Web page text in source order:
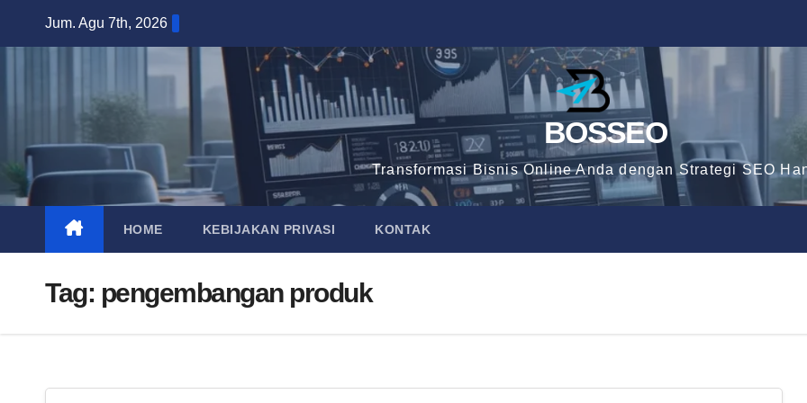
Jum. Agu 7th, 2026
BOSSEO
Transformasi Bisnis Online Anda dengan Strategi SEO
HOME KEBIJAKAN PRIVASI KONTAK
Tag: pengembangan produk